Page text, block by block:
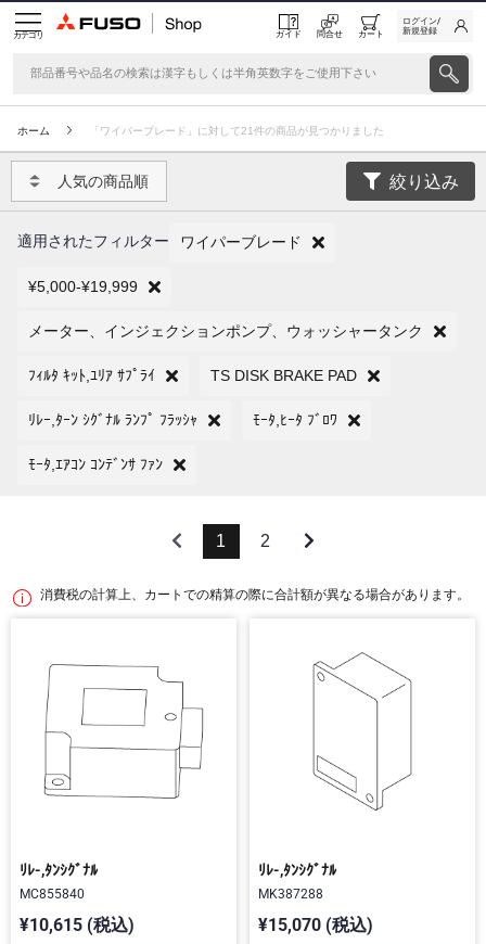
カテゴリ ガイド 問合せ カート
ログイン/
新規登録
ホーム 「ワイパーブレード」に対して21件の商品が見つかりました
人気の商品順 絞り込み
適用されたフィルター ワイパーブレード
¥5,000-¥19,999
メーター、インジェクションポンプ、ウォッシャータンク
ﾌｨﾙﾀ ｷｯﾄ,ﾕﾘｱ ｻﾌﾟﾗｲ TS DISK BRAKE PAD
ﾘﾚｰ,ﾀｰﾝ ｼｸﾞﾅﾙ ﾗﾝﾌﾟ ﾌﾗｯｼｬ ﾓｰﾀ,ﾋｰﾀ ﾌﾞﾛﾜ
ﾓｰﾀ,ｴｱｺﾝ ｺﾝﾃﾞﾝｻ ﾌｧﾝ
1 2
消費税の計算上、カートでの精算の際に合計額が異なる場合があります。
ﾘﾚ-,ﾀﾝｼｸﾞﾅﾙ
MC855840
¥10,615 (税込)
ﾘﾚ-,ﾀﾝｼｸﾞﾅﾙ
MK387288
¥15,070 (税込)